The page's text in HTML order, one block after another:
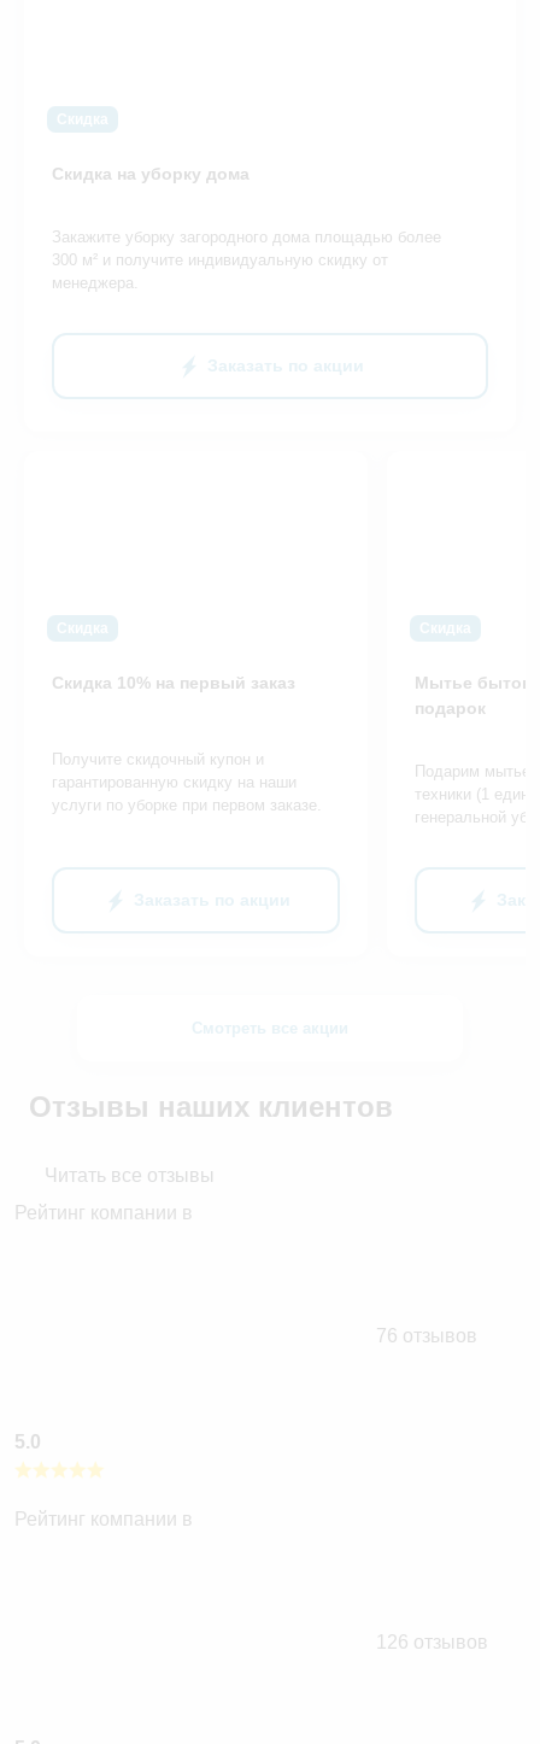
Скидка
Скидка на уборку дома
Закажите уборку загородного дома площадью более
300 м² и получите индивидуальную скидку от
менеджера.
Заказать по акции
Скидка
Скидка 10% на первый заказ
Получите скидочный купон и
гарантированную скидку на наши
услуги по уборке при первом заказе.
Заказать по акции
Скидка
Мытье
подарок
Подарим мытье
техники (1
генеральной
Смотреть все акции
Отзывы наших клиентов
Читать все отзывы
Рейтинг компании в
76 отзывов
5.0
Рейтинг компании в
126 отзывов